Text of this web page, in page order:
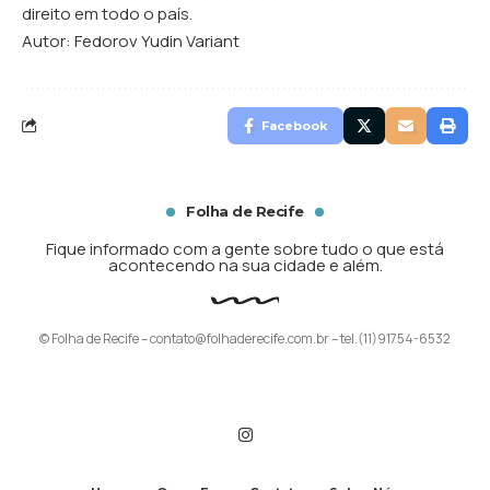
direito em todo o país.
Autor: Fedorov Yudin Variant
Facebook
Folha de Recife
Fique informado com a gente sobre tudo o que está
acontecendo na sua cidade e além.
© Folha de Recife –contato@folhaderecife.com.br– tel.(11)91754-6532